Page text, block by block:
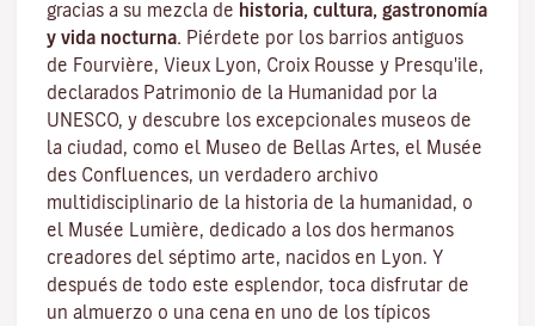
gracias a su mezcla de historia, cultura, gastronomía
y vida nocturna. Piérdete por los barrios antiguos
de Fourvière, Vieux Lyon, Croix Rousse y Presqu'ile,
declarados Patrimonio de la Humanidad por la
UNESCO, y descubre los excepcionales museos de
la ciudad , como el Museo de Bellas Artes, el Musée
des Confluences, un verdadero archivo
multidisciplinario de la historia de la humanidad, o
el Musée Lumière, dedicado a los dos hermanos
creadores del séptimo arte, nacidos en Lyon. Y
después de todo este esplendor, toca disfrutar de
un almuerzo o una cena en uno de los típicos